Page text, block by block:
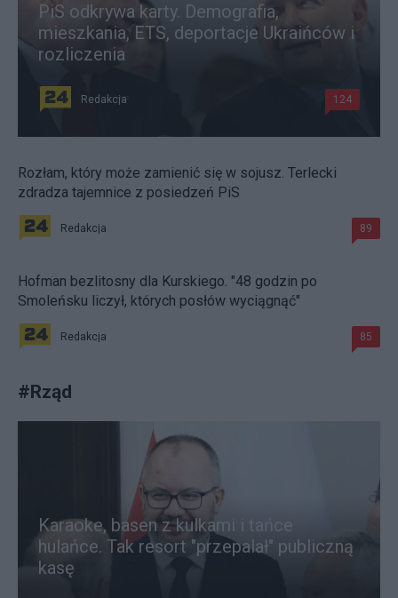
PiS odkrywa karty. Demografia,
mieszkania, ETS, deportacje Ukraińców i
rozliczenia
Redakcja 124
Rozłam, który może zamienić się w sojusz. Terlecki
zdradza tajemnice z posiedzeń PiS
Redakcja 89
Hofman bezlitosny dla Kurskiego. "48 godzin po
Smoleńsku liczył, których posłów wyciągnąć"
Redakcja 85
#Rząd
Karaoke, basen z kulkami i tańce
hulańce. Tak resort "przepalał" publiczną
kasę